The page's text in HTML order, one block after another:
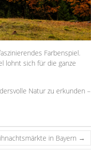
Farbenspiel.
lohnt sich für die ganze
Natur zu erkunden –
in Bayern →